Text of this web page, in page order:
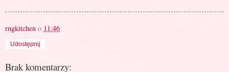
rngkitchen o 11:46
Udostępnij
Brak komentarzy: